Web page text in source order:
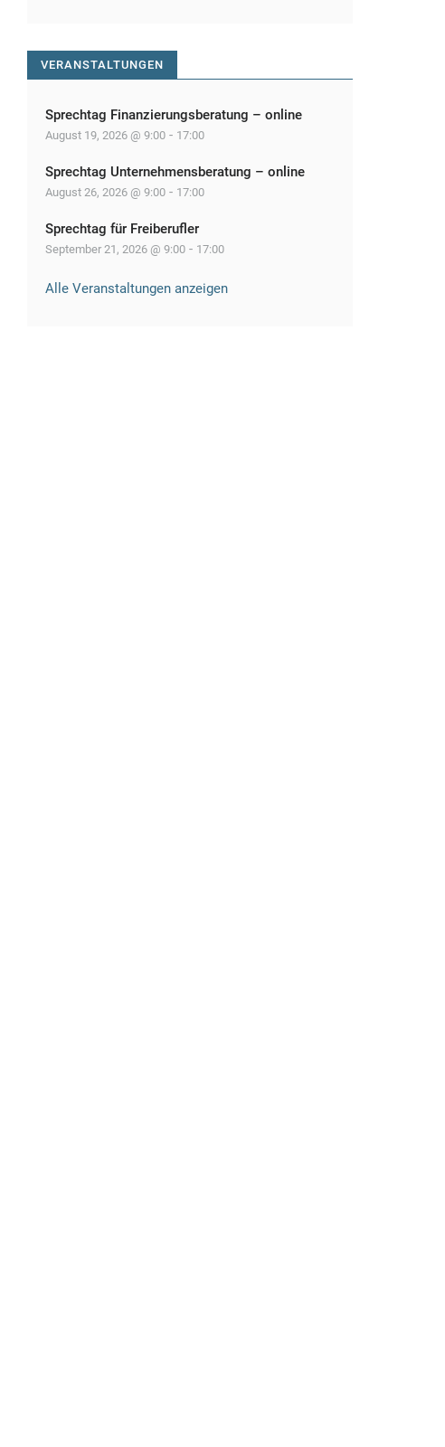
VERANSTALTUNGEN
Sprechtag Finanzierungsberatung – online
August 19, 2026 @ 9:00 - 17:00
Sprechtag Unternehmensberatung – online
August 26, 2026 @ 9:00 - 17:00
Sprechtag für Freiberufler
September 21, 2026 @ 9:00 - 17:00
Alle Veranstaltungen anzeigen